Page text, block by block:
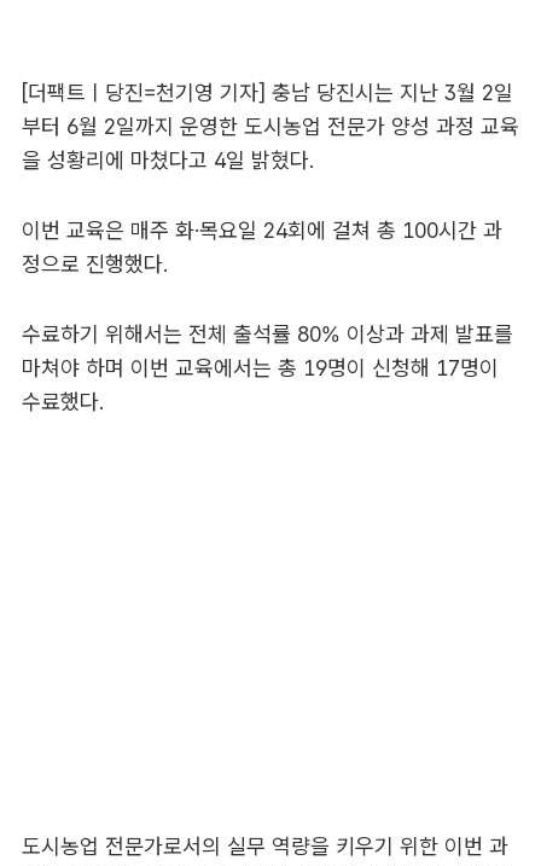
[더팩트ㅣ당진=천기영 기자] 충남 당진시는 지난 3월 2일
부터 6월 2일까지 운영한 도시농업 전문가 양성 과정 교육
을 성황리에 마쳤다고 4일 밝혔다.
이번 교육은 매주 화·목요일 24회에 걸쳐 총 100시간 과
정으로 진행했다.
수료하기 위해서는 전체 출석률 80% 이상과 과제 발표를
마쳐야 하며 이번 교육에서는 총 19명이 신청해 17명이
수료했다.
도시농업 전문가로서의 실무 역량을 키우기 위한 이번 과